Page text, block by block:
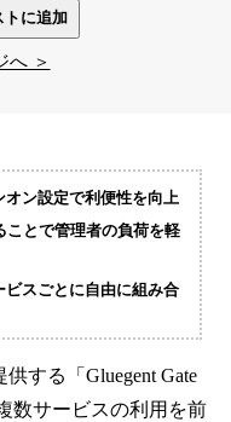
トに追加
へ ＞
ン設定で利便性を向上
ことで管理者の負荷を軽
スごとに自由に組み合
する「Gluegent Gate
数サービスの利用を前